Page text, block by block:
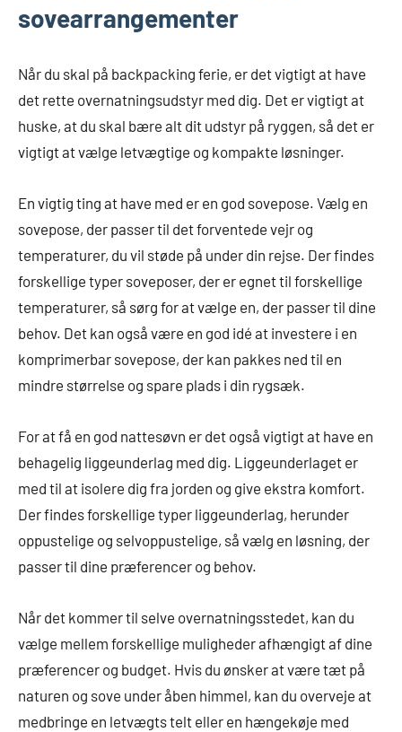
sovearrangementer
Når du skal på backpacking ferie, er det vigtigt at have
det rette overnatningsudstyr med dig. Det er vigtigt at
huske, at du skal bære alt dit udstyr på ryggen, så det er
vigtigt at vælge letvægtige og kompakte løsninger.
En vigtig ting at have med er en god sovepose. Vælg en
sovepose, der passer til det forventede vejr og
temperaturer, du vil støde på under din rejse. Der findes
forskellige typer soveposer, der er egnet til forskellige
temperaturer, så sørg for at vælge en, der passer til dine
behov. Det kan også være en god idé at investere i en
komprimerbar sovepose, der kan pakkes ned til en
mindre størrelse og spare plads i din rygsæk.
For at få en god nattesøvn er det også vigtigt at have en
behagelig liggeunderlag med dig. Liggeunderlaget er
med til at isolere dig fra jorden og give ekstra komfort.
Der findes forskellige typer liggeunderlag, herunder
oppustelige og selvoppustelige, så vælg en løsning, der
passer til dine præferencer og behov.
Når det kommer til selve overnatningsstedet, kan du
vælge mellem forskellige muligheder afhængigt af dine
præferencer og budget. Hvis du ønsker at være tæt på
naturen og sove under åben himmel, kan du overveje at
medbringe en letvægts telt eller en hængekøje med